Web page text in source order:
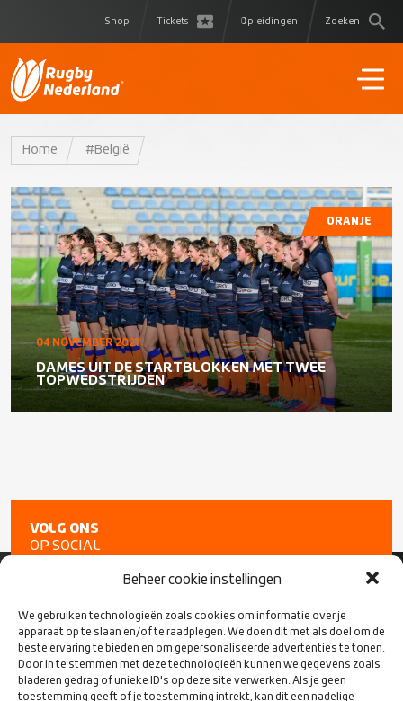
Beheer cookie instellingen
We gebruiken technologieën zoals cookies om informatie over je
apparaat op te slaan en/of te raadplegen. We doen dit met als doel om de
beste ervaring te bieden en om gepersonaliseerde advertenties te tonen.
Door in te stemmen met deze technologieën kunnen we gegevens zoals
bladeren gedrag of unieke ID's op deze site verwerken. Als je geen
toestemming geeft of je toestemming intrekt, kan dit een nadelige
Shop Tickets Opleidingen Zoeken
Home #België
04 NOVEMBER 2021
DAMES UIT DE STARTBLOKKEN MET TWEE
TOPWEDSTRIJDEN
ORANJE
VOLG ONS
OP SOCIAL